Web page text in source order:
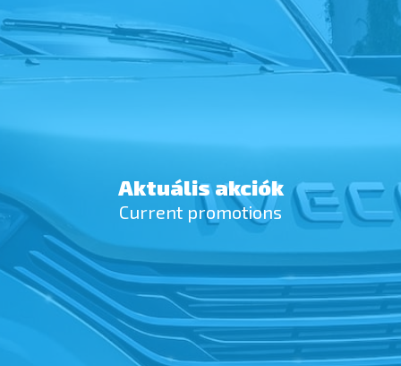
Aktuális akciók
Current promotions